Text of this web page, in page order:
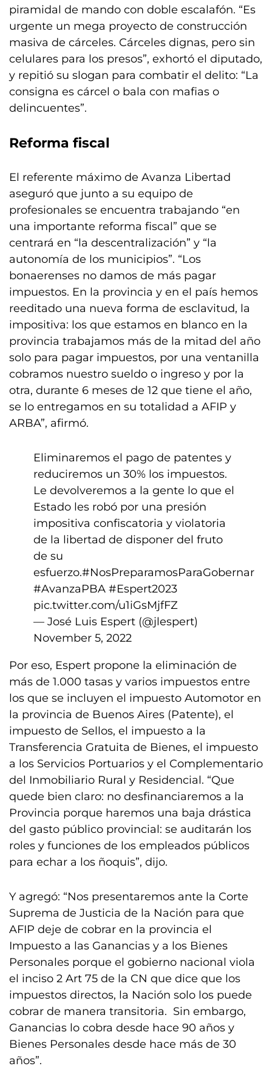
piramidal de mando con doble escalafón. “Es
urgente un mega proyecto de construcción
masiva de cárceles. Cárceles dignas, pero sin
celulares para los presos”, exhortó el diputado,
y repitió su slogan para combatir el delito: “La
consigna es cárcel o bala con mafias o
delincuentes”.
Reforma fiscal
El referente máximo de Avanza Libertad
aseguró que junto a su equipo de
profesionales se encuentra trabajando “en
una importante reforma fiscal” que se
centrará en “la descentralización” y “la
autonomía de los municipios”. “Los
bonaerenses no damos de más pagar
impuestos. En la provincia y en el país hemos
reeditado una nueva forma de esclavitud, la
impositiva: los que estamos en blanco en la
provincia trabajamos más de la mitad del año
solo para pagar impuestos, por una ventanilla
cobramos nuestro sueldo o ingreso y por la
otra, durante 6 meses de 12 que tiene el año,
se lo entregamos en su totalidad a AFIP y
ARBA”, afirmó.
Eliminaremos el pago de patentes y
reduciremos un 30% los impuestos.
Le devolveremos a la gente lo que el
Estado les robó por una presión
impositiva confiscatoria y violatoria
de la libertad de disponer del fruto
de su
esfuerzo.#NosPreparamosParaGobernar
#AvanzaPBA #Espert2023
pic.twitter.com/u1iGsMjfFZ
— José Luis Espert (@jlespert)
November 5, 2022
Por eso, Espert propone la eliminación de
más de 1.000 tasas y varios impuestos entre
los que se incluyen el impuesto Automotor en
la provincia de Buenos Aires (Patente), el
impuesto de Sellos, el impuesto a la
Transferencia Gratuita de Bienes, el impuesto
a los Servicios Portuarios y el Complementario
del Inmobiliario Rural y Residencial. “Que
quede bien claro: no desfinanciaremos a la
Provincia porque haremos una baja drástica
del gasto público provincial: se auditarán los
roles y funciones de los empleados públicos
para echar a los ñoquis”, dijo.
Y agregó: “Nos presentaremos ante la Corte
Suprema de Justicia de la Nación para que
AFIP deje de cobrar en la provincia el
Impuesto a las Ganancias y a los Bienes
Personales porque el gobierno nacional viola
el inciso 2 Art 75 de la CN que dice que los
impuestos directos, la Nación solo los puede
cobrar de manera transitoria. Sin embargo,
Ganancias lo cobra desde hace 90 años y
Bienes Personales desde hace más de 30
años”.